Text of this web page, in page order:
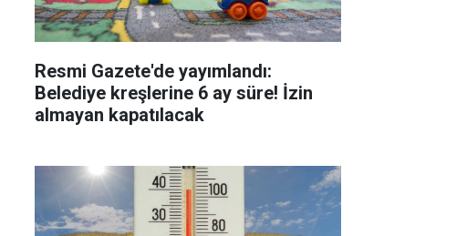
Resmi Gazete'de yayımlandı:
Belediye kreşlerine 6 ay süre! İzin
almayan kapatılacak